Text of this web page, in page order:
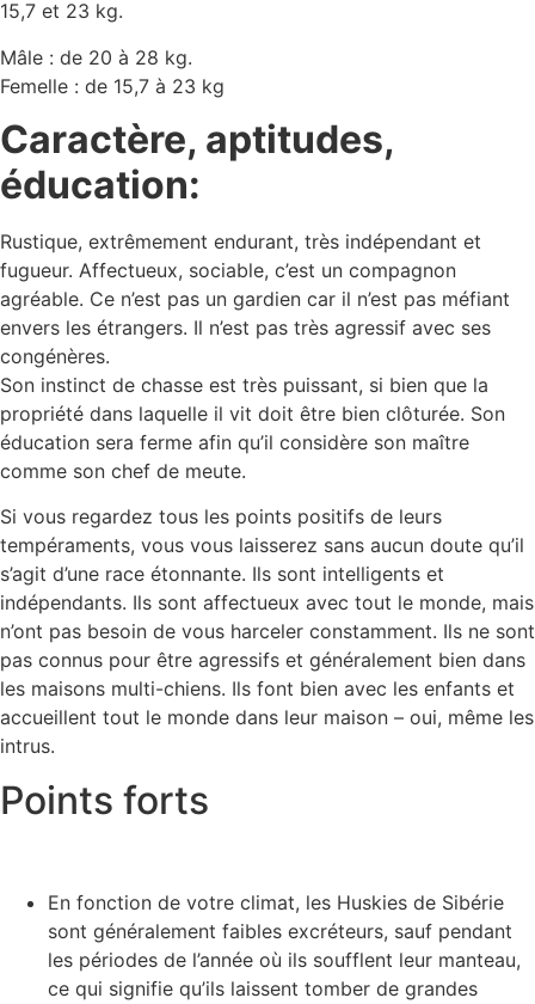
15,7 et 23 kg.
Mâle : de 20 à 28 kg.
Femelle : de 15,7 à 23 kg
Caractère, aptitudes,
éducation:
Rustique, extrêmement endurant, très indépendant et
fugueur. Affectueux, sociable, c’est un compagnon
agréable. Ce n’est pas un gardien car il n’est pas méfiant
envers les étrangers. Il n’est pas très agressif avec ses
congénères.
Son instinct de chasse est très puissant, si bien que la
propriété dans laquelle il vit doit être bien clôturée. Son
éducation sera ferme afin qu’il considère son maître
comme son chef de meute.
Si vous regardez tous les points positifs de leurs
tempéraments, vous vous laisserez sans aucun doute qu’il
s’agit d’une race étonnante. Ils sont intelligents et
indépendants. Ils sont affectueux avec tout le monde, mais
n’ont pas besoin de vous harceler constamment. Ils ne sont
pas connus pour être agressifs et généralement bien dans
les maisons multi-chiens. Ils font bien avec les enfants et
accueillent tout le monde dans leur maison – oui, même les
intrus.
Points forts
En fonction de votre climat, les Huskies de Sibérie
sont généralement faibles excréteurs, sauf pendant
les périodes de l’année où ils soufflent leur manteau,
ce qui signifie qu’ils laissent tomber de grandes